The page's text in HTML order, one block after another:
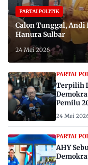
PARTAI POLITIK
Calon Tunggal,
Hanura Sulbar
24 Mei 2026
PARTAI
Terpilih
Pemilu
24 Mei
PARTAI
AHY